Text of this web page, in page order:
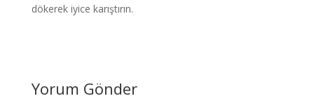
dökerek iyice karıştırın.
Yorum Gönder